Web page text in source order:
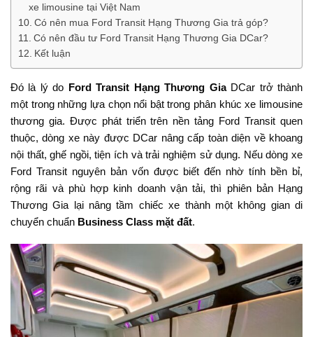
xe limousine tại Việt Nam
Có nên mua Ford Transit Hạng Thương Gia trả góp?
Có nên đầu tư Ford Transit Hạng Thương Gia DCar?
Kết luận
Đó là lý do Ford Transit Hạng Thương GiaDCar trở thành
một trong những lựa chọn nổi bật trong phân khúc xe limousine
thương gia. Được phát triển trên nền tảng Ford Transit quen
thuộc, dòng xe này được DCar nâng cấp toàn diện về khoang
nội thất, ghế ngồi, tiện ích và trải nghiệm sử dụng. Nếu dòng xe
Ford Transit nguyên bản vốn được biết đến nhờ tính bền bỉ,
rộng rãi và phù hợp kinh doanh vận tải, thì phiên bản Hạng
Thương Gia lại nâng tầm chiếc xe thành một không gian di
chuyển chuẩn Business Class mặt đất.